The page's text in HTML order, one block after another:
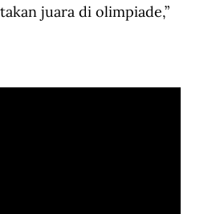
juara di olimpiade,”